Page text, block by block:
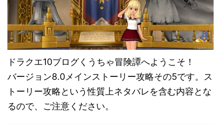
ドラクエ10ブログくうちゃ冒険譚へようこそ！
バージョン8.0メインストーリー攻略その5です。ス
トーリー攻略という性質上ネタバレを含む内容とな
るので、ご注意ください。